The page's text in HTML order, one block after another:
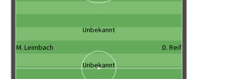
Unbekannt
M. Leimbach
D. Reif
Unbekannt